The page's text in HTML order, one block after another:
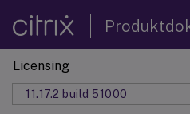
Licensing
11.17.2 build 51000